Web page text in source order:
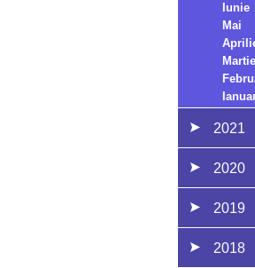
Iunie
Mai
Martie
2021
2020
2019
2018